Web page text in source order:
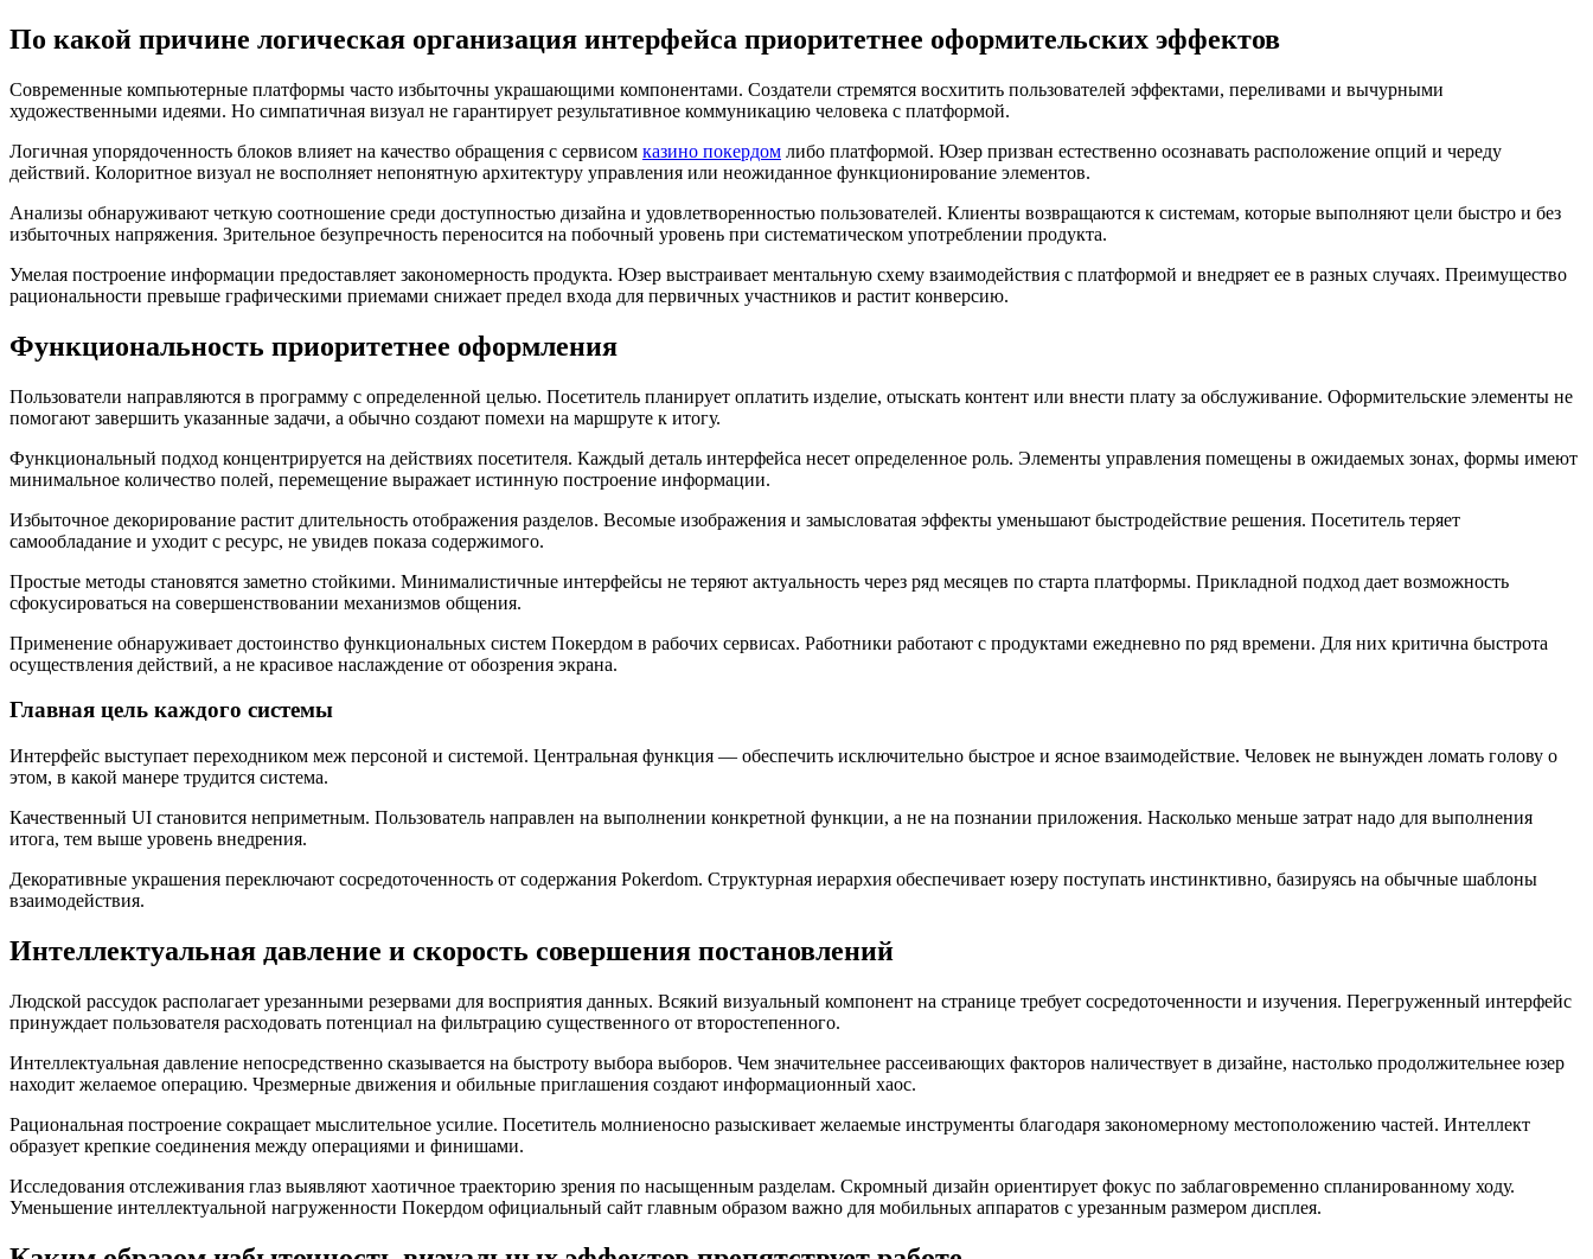
По какой причине логическая организация интерфейса приоритетнее оформительских эффектов
Современные компьютерные платформы часто избыточны украшающими компонентами. Создатели стремятся восхитить пользователей эффектами, переливами и вычурными
художественными идеями. Но симпатичная визуал не гарантирует результативное коммуникацию человека с платформой.
Логичная упорядоченность блоков влияет на качество обращения с сервисом казино покердом либо платформой. Юзер призван естественно осознавать расположение опций и череду
действий. Колоритное визуал не восполняет непонятную архитектуру управления или неожиданное функционирование элементов.
Анализы обнаруживают четкую соотношение среди доступностью дизайна и удовлетворенностью пользователей. Клиенты возвращаются к системам, которые выполняют цели быстро и без
избыточных напряжения. Зрительное безупречность переносится на побочный уровень при систематическом употреблении продукта.
Умелая построение информации предоставляет закономерность продукта. Юзер выстраивает ментальную схему взаимодействия с платформой и внедряет ее в разных случаях. Преимущество
рациональности превыше графическими приемами снижает предел входа для первичных участников и растит конверсию.
Функциональность приоритетнее оформления
Пользователи направляются в программу с определенной целью. Посетитель планирует оплатить изделие, отыскать контент или внести плату за обслуживание. Оформительские элементы не
помогают завершить указанные задачи, а обычно создают помехи на маршруте к итогу.
Функциональный подход концентрируется на действиях посетителя. Каждый деталь интерфейса несет определенное роль. Элементы управления помещены в ожидаемых зонах, формы имеют
минимальное количество полей, перемещение выражает истинную построение информации.
Избыточное декорирование растит длительность отображения разделов. Весомые изображения и замысловатая эффекты уменьшают быстродействие решения. Посетитель теряет
самообладание и уходит с ресурс, не увидев показа содержимого.
Простые методы становятся заметно стойкими. Минималистичные интерфейсы не теряют актуальность через ряд месяцев по старта платформы. Прикладной подход дает возможность
сфокусироваться на совершенствовании механизмов общения.
Применение обнаруживает достоинство функциональных систем Покердом в рабочих сервисах. Работники работают с продуктами ежедневно по ряд времени. Для них критична быстрота
осуществления действий, а не красивое наслаждение от обозрения экрана.
Главная цель каждого системы
Интерфейс выступает переходником меж персоной и системой. Центральная функция — обеспечить исключительно быстрое и ясное взаимодействие. Человек не вынужден ломать голову о
этом, в какой манере трудится система.
Качественный UI становится неприметным. Пользователь направлен на выполнении конкретной функции, а не на познании приложения. Насколько меньше затрат надо для выполнения
итога, тем выше уровень внедрения.
Декоративные украшения переключают сосредоточенность от содержания Pokerdom. Структурная иерархия обеспечивает юзеру поступать инстинктивно, базируясь на обычные шаблоны
взаимодействия.
Интеллектуальная давление и скорость совершения постановлений
Людской рассудок располагает урезанными резервами для восприятия данных. Всякий визуальный компонент на странице требует сосредоточенности и изучения. Перегруженный интерфейс
принуждает пользователя расходовать потенциал на фильтрацию существенного от второстепенного.
Интеллектуальная давление непосредственно сказывается на быстроту выбора выборов. Чем значительнее рассеивающих факторов наличествует в дизайне, настолько продолжительнее юзер
находит желаемое операцию. Чрезмерные движения и обильные приглашения создают информационный хаос.
Рациональная построение сокращает мыслительное усилие. Посетитель молниеносно разыскивает желаемые инструменты благодаря закономерному местоположению частей. Интеллект
образует крепкие соединения между операциями и финишами.
Исследования отслеживания глаз выявляют хаотичное траекторию зрения по насыщенным разделам. Скромный дизайн ориентирует фокус по заблаговременно спланированному ходу.
Уменьшение интеллектуальной нагруженности Покердом официальный сайт главным образом важно для мобильных аппаратов с урезанным размером дисплея.